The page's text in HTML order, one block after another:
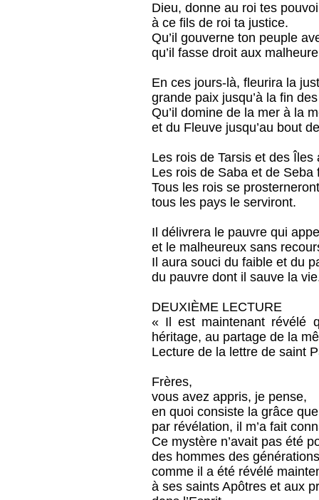
Dieu, donne au roi tes
à ce fils de roi ta justice.
Qu’il gouverne ton peuple
qu’il fasse droit aux
En ces jours-là, fleurira la
grande paix jusqu’à la fin
Qu’il domine de la mer à la
et du Fleuve jusqu’au bout
Les rois de Tarsis et des
Les rois de Saba et de Seba
Tous les rois se
tous les pays le serviront.
Il délivrera le pauvre qui
et le malheureux sans
Il aura souci du faible et du
du pauvre dont il sauve la
DEUXIÈME LECTURE
« Il est maintenant révélé
héritage, au partage de la
Lecture de la lettre de saint
Frères,
vous avez appris, je pense,
en quoi consiste la grâce
par révélation, il m’a fait
Ce mystère n’avait pas été
des hommes des
comme il a été révélé
à ses saints Apôtres et aux